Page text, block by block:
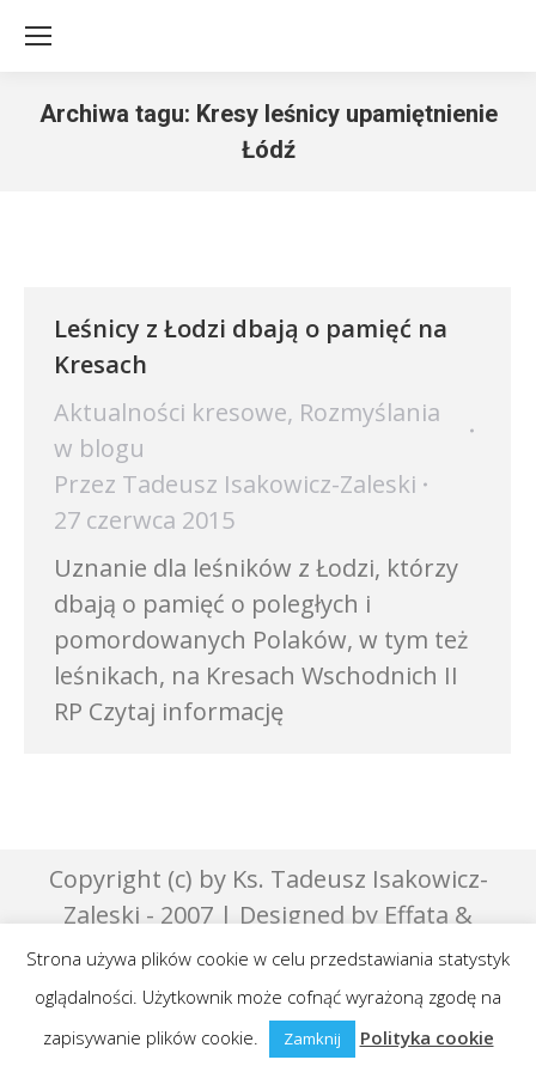
Archiwa tagu: Kresy leśnicy upamiętnienie
Łódź
Leśnicy z Łodzi dbają o pamięć na
Kresach
Aktualności kresowe, Rozmyślania
w blogu
Przez Tadeusz Isakowicz-Zaleski
27 czerwca 2015
Uznanie dla leśników z Łodzi, którzy
dbają o pamięć o poległych i
pomordowanych Polaków, w tym też
leśnikach, na Kresach Wschodnich II
RP Czytaj informację
Copyright (c) by Ks. Tadeusz Isakowicz-
Zaleski - 2007 | Designed by Effata &
GraphicsLab
Publikowane teksty na niniejszej stronie są
objęte prawami autorskimi.
Strona używa plików cookie w celu przedstawiania statystyk
oglądalności. Użytkownik może cofnąć wyrażoną zgodę na
zapisywanie plików cookie.
Zamknij Polityka cookie